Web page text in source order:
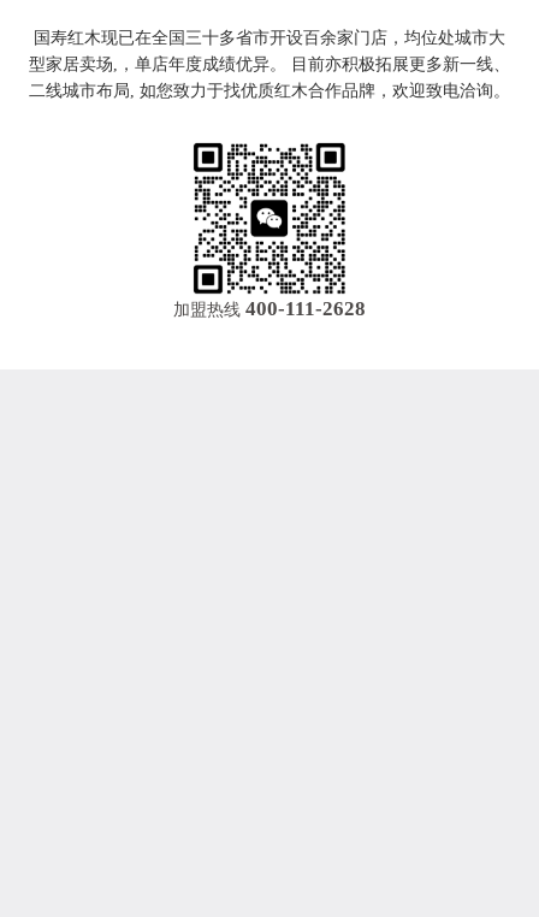
国寿红木现已在全国三十多省市开设百余家门店，均位处城市大
型家居卖场,，单店年度成绩优异。 目前亦积极拓展更多新一线、
二线城市布局, 如您致力于找优质红木合作品牌，欢迎致电洽询。
加盟热线 400-111-2628